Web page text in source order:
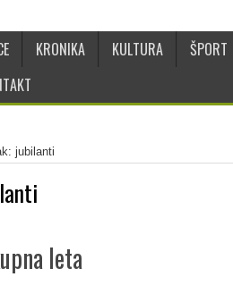
KRONIKA KULTURA ŠPORT
jubilanti
leta